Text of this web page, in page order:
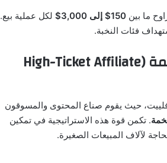
ما بين 150$ إلى 3,000$
لكل عملية بيع.
فئات النخبة.
ما هو التسويق بالعمولة للمنتجات عالية القيمة (High-Ticket Affiliate
حيث يقوم صناع المحتوى والمسوقون
. تكمن قوة هذه الاستراتيجية في تمكين
لآلاف المبيعات الصغيرة.